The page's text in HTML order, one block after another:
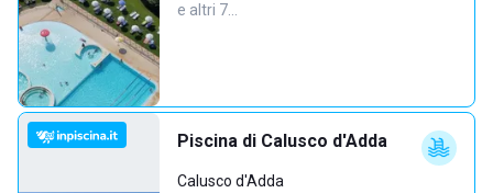
e altri 7…
Piscina di Calusco d'Adda
Calusco d'Adda